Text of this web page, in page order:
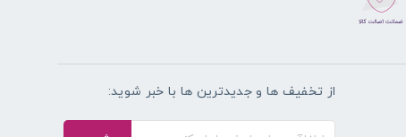
از تخفیف ها و جدیدترین ها با خبر شوید: